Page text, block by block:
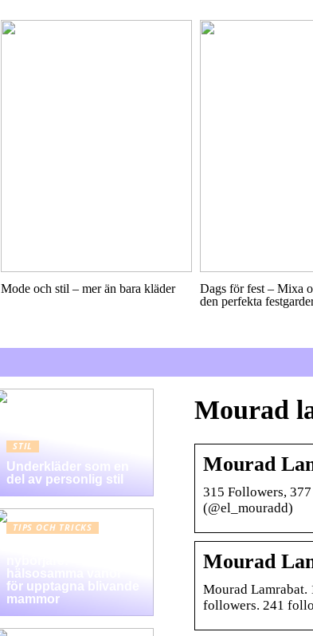
Mode och stil – mer än bara kläder
Dags för fest – Mixa
den perfekta
Mourad
Mourad
315 Followers,
(@el_mouradd)
Mourad
Mourad Lamrabat. لا يرفع سعر الخيول إلا السباق ولا يرفع قدر الرجال إلا المواقف. 141 posts. 110
followers. 241
STIL
Underkläder som en
del av personlig stil
TIPS OCH TRICKS
hälsosamma vanor
för upptagna blivande
mammor